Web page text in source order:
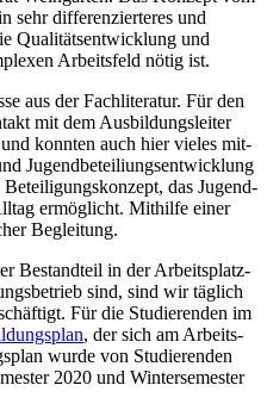
sehr dif­fe­ren­zier­te­res und
Qua­li­täts­ent­wick­lung und
Arbeits­feld nötig ist.
aus der Fach­li­te­ra­tur. Für den
mit dem Aus­bil­dungs­lei­ter
und konn­ten auch hier vie­les mit­
Jugend­be­tei­li­ungs­ent­wick­lung
das Jugend­
ermög­licht. Mit­hil­fe einer
Begleitung.
Bestand­teil in der Arbeits­platz­
sind, sind wir täg­lich
Für die Stu­die­ren­den im
, der sich am Arbeits­
wur­de von Stu­die­ren­den
2020 und Win­ter­se­mes­ter